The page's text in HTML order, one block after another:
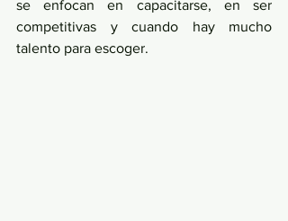
se enfocan en capacitarse, en ser
competitivas y cuando hay mucho
talento para escoger.